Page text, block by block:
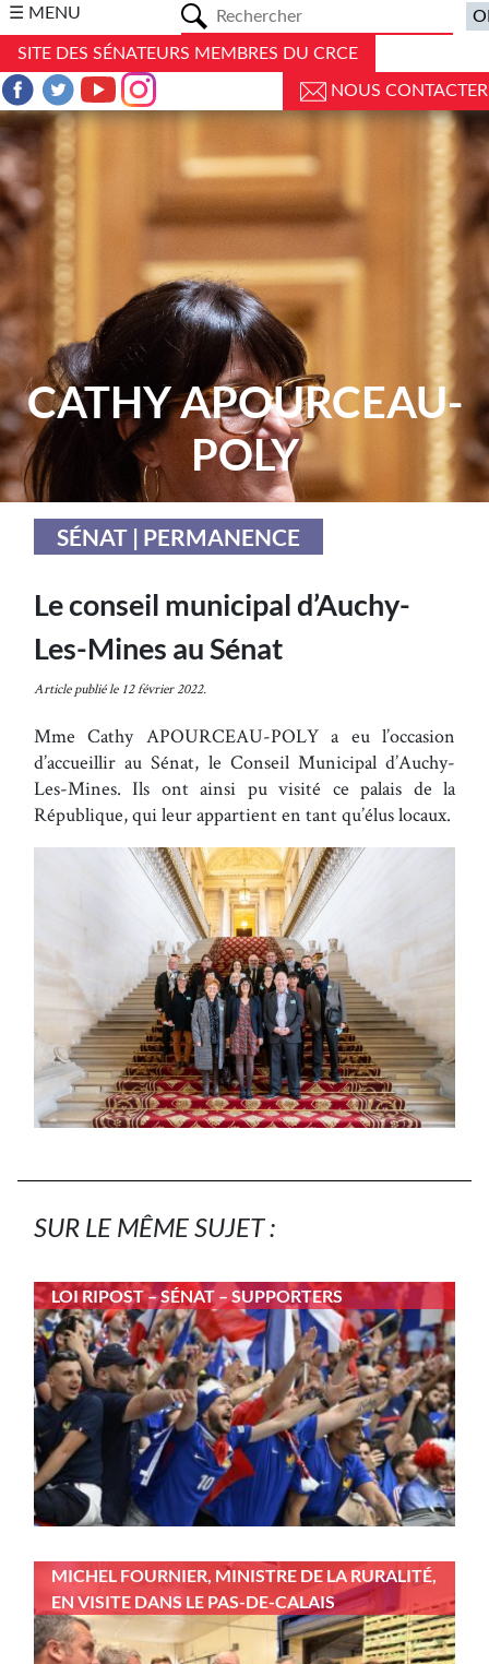
☰ MENU
SITE DES SÉNATEURS MEMBRES DU CRCE
NOUS CONTACTER
CATHY APOURCEAU-
POLY
SÉNAT | PERMANENCE
Le conseil municipal d’Auchy-
Les-Mines au Sénat
Article publié le 12 février 2022.
Mme Cathy APOURCEAU-POLY a eu l’occasion
d’accueillir au Sénat, le Conseil Municipal d’Auchy-
Les-Mines. Ils ont ainsi pu visité ce palais de la
République, qui leur appartient en tant qu’élus locaux.
SUR LE MÊME SUJET :
LOI RIPOST – SÉNAT – SUPPORTERS
MICHEL FOURNIER, MINISTRE DE LA RURALITÉ,
EN VISITE DANS LE PAS-DE-CALAIS